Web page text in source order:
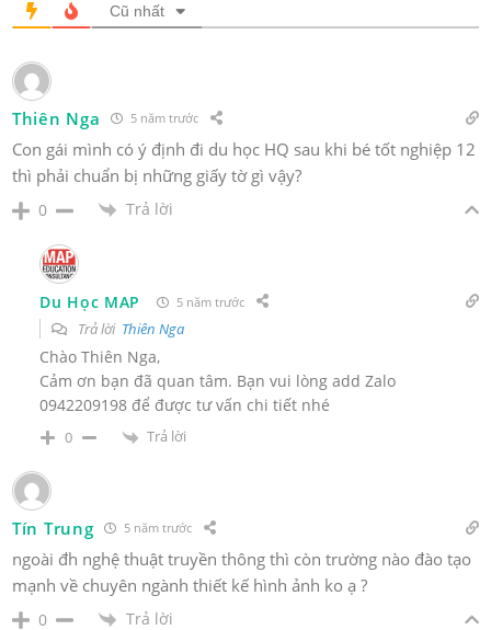
Cũ nhất
Thiên Nga 5 năm trước
Con gái mình có ý định đi du học HQ sau khi bé tốt nghiệp 12
thì phải chuẩn bị những giấy tờ gì vậy?
0 Trả lời
Du Học MAP 5 năm trước
Trả lời Thiên Nga
Chào Thiên Nga,
Cảm ơn bạn đã quan tâm. Bạn vui lòng add Zalo
0942209198 để được tư vấn chi tiết nhé
0 Trả lời
Tín Trung 5 năm trước
ngoài đh nghệ thuật truyền thông thì còn trường nào đào tạo
mạnh về chuyên ngành thiết kế hình ảnh ko ạ ?
0 Trả lời